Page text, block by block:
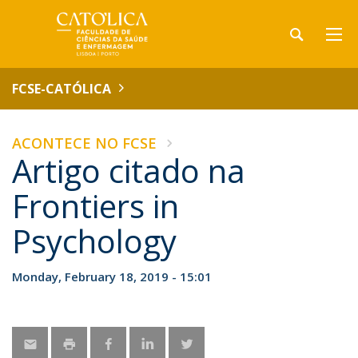
FCSE-CATÓLICA
ACONTECE NO FCSE
Artigo citado na
Frontiers in
Psychology
Monday, February 18, 2019 - 15:01